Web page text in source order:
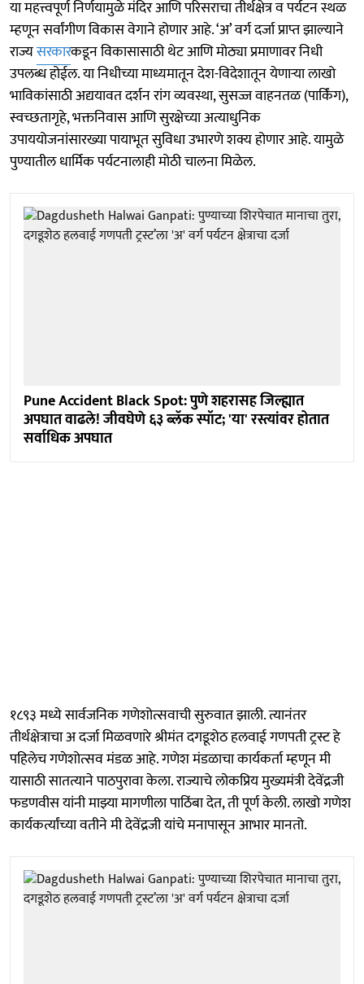
या महत्त्वपूर्ण निर्णयामुळे मंदिर आणि परिसराचा तीर्थक्षेत्र व पर्यटन स्थळ
म्हणून सर्वांगीण विकास वेगाने होणार आहे. ‘अ’ वर्ग दर्जा प्राप्त झाल्याने
राज्यसरकारकडून विकासासाठी थेट आणि मोठ्या प्रमाणावर निधी
उपलब्ध होईल. या निधीच्या माध्यमातून देश-विदेशातून येणाऱ्या लाखो
भाविकांसाठी अद्ययावत दर्शन रांग व्यवस्था, सुसज्ज वाहनतळ (पार्किंग),
स्वच्छतागृहे, भक्तनिवास आणि सुरक्षेच्या अत्याधुनिक
उपाययोजनांसारख्या पायाभूत सुविधा उभारणे शक्य होणार आहे. यामुळे
पुण्यातील धार्मिक पर्यटनालाही मोठी चालना मिळेल.
Pune Accident Black Spot: पुणे शहरासह जिल्ह्यात
अपघात वाढले! जीवघेणे ६३ ब्लॅक स्पॉट; 'या' रस्त्यांवर होतात
सर्वाधिक अपघात
१८९३ मध्ये सार्वजनिक गणेशोत्सवाची सुरुवात झाली. त्यानंतर
तीर्थक्षेत्राचा अ दर्जा मिळवणारे श्रीमंत दगडूशेठ हलवाई गणपती ट्रस्ट हे
पहिलेच गणेशोत्सव मंडळ आहे. गणेश मंडळाचा कार्यकर्ता म्हणून मी
यासाठी सातत्याने पाठपुरावा केला. राज्याचे लोकप्रिय मुख्यमंत्री देवेंद्रजी
फडणवीस यांनी माझ्या मागणीला पाठिंबा देत, ती पूर्ण केली. लाखो गणेश
कार्यकर्त्यांच्या वतीने मी देवेंद्रजी यांचे मनापासून आभार मानतो.